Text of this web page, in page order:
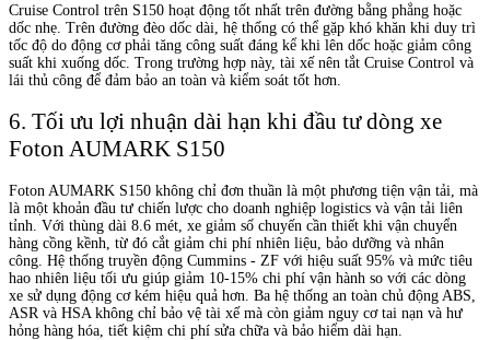
Cruise Control trên S150 hoạt động tốt nhất trên đường bằng phẳng hoặc
dốc nhẹ. Trên đường đèo dốc dài, hệ thống có thể gặp khó khăn khi duy trì
tốc độ do động cơ phải tăng công suất đáng kể khi lên dốc hoặc giảm công
suất khi xuống dốc. Trong trường hợp này, tài xế nên tắt Cruise Control và
lái thủ công để đảm bảo an toàn và kiểm soát tốt hơn.
6. Tối ưu lợi nhuận dài hạn khi đầu tư dòng xe
Foton AUMARK S150
Foton AUMARK S150 không chỉ đơn thuần là một phương tiện vận tải, mà
là một khoản đầu tư chiến lược cho doanh nghiệp logistics và vận tải liên
tỉnh. Với thùng dài 8.6 mét, xe giảm số chuyến cần thiết khi vận chuyển
hàng cồng kềnh, từ đó cắt giảm chi phí nhiên liệu, bảo dưỡng và nhân
công. Hệ thống truyền động Cummins - ZF với hiệu suất 95% và mức tiêu
hao nhiên liệu tối ưu giúp giảm 10-15% chi phí vận hành so với các dòng
xe sử dụng động cơ kém hiệu quả hơn. Ba hệ thống an toàn chủ động ABS,
ASR và HSA không chỉ bảo vệ tài xế mà còn giảm nguy cơ tai nạn và hư
hỏng hàng hóa, tiết kiệm chi phí sửa chữa và bảo hiểm dài hạn.